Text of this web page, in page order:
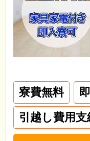
寮費無料
引越し費用支